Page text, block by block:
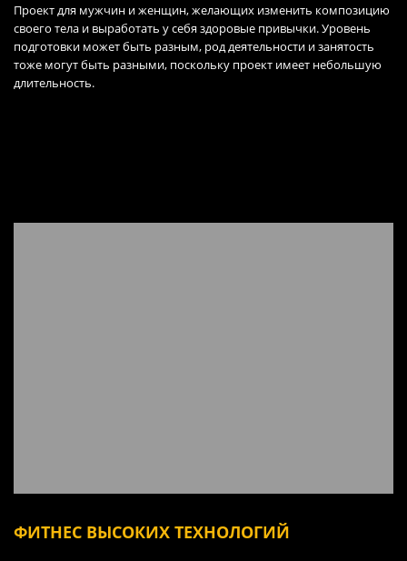
Проект для мужчин и женщин, желающих изменить композицию
своего тела и выработать у себя здоровые привычки. Уровень
подготовки может быть разным, род деятельности и занятость
тоже могут быть разными, поскольку проект имеет небольшую
длительность.
ФИТНЕС ВЫСОКИХ ТЕХНОЛОГИЙ